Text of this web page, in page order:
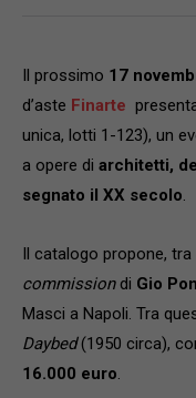
Il prossimo 17
d’aste Finarte
unica, lotti 1-123), un
a opere di architetti,
segnato il XX secolo.
Il catalogo propone, tra
commissiondi Gio
Masci a Napoli. Tra
Daybed(1950 circa),
16.000 euro.